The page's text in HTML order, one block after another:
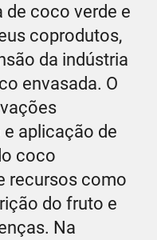
de coco verde e
coprodutos,
da indústria
envasada. O
aplicação de
coco
recursos como
do fruto e
Na